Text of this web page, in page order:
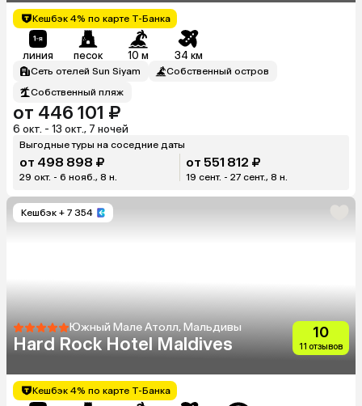
Кешбэк 4% по карте Т-Банка
линия песок 10 м 34 км
Сеть отелей Sun Siyam
Собственный остров
Собственный пляж
от 446 101 ₽
6 окт. - 13 окт., 7 ночей
Выгодные туры на соседние даты
от 498 898 ₽
29 окт. - 6 нояб., 8 н.
от 551 812 ₽
19 сент. - 27 сент., 8 н.
Кешбэк + 7 354
Южный Мале Атолл, Мальдивы
Hard Rock Hotel Maldives
10
11 отзывов
Кешбэк 4% по карте Т-Банка